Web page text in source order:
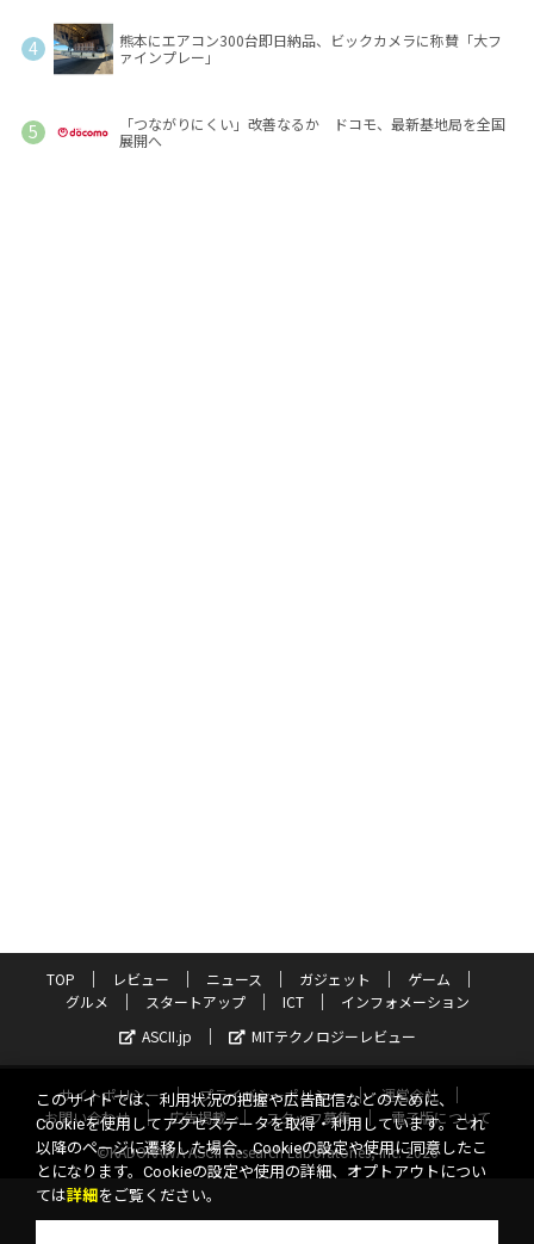
熊本にエアコン300台即日納品、ビックカメラに称賛「大フ
ァインプレー」
「つながりにくい」改善なるか ドコモ、最新基地局を全国
展開へ
TOP レビュー ニュース ガジェット
ゲーム
グルメ
スタートアップ ICT
インフォメーション
ASCII.jp
MITテクノロジーレビュー
サイトポリシー プライバシーポリシー
運営会社
お問い合わせ
広告掲載 スタッフ募集
電子版について
©KADOKAWA ASCII Research Laboratories, Inc. 2026
このサイトでは、利用状況の把握や広告配信などのために、
Cookieを使用してアクセスデータを取得・利用しています。これ
以降のページに遷移した場合、Cookieの設定や使用に同意したこ
とになります。Cookieの設定や使用の詳細、オプトアウトについ
ては詳細 をご覧ください。